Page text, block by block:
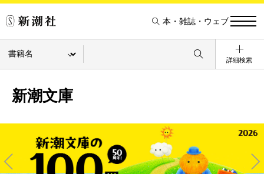
本・雑誌・ウェブ
詳細検索
新潮文庫